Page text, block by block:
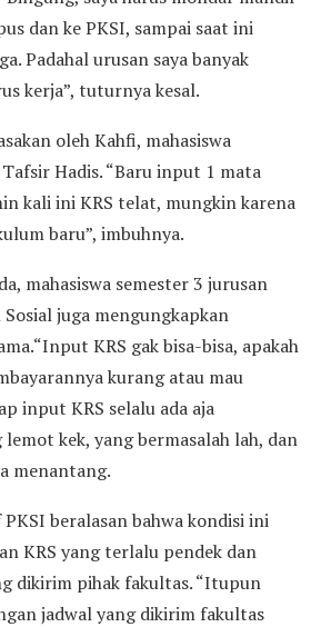
dan ke PKSI, sampai saat ini
Padahal urusan saya banyak
kerja”, tuturnya kesal.
oleh Kahfi, mahasiswa
Hadis. “Baru input 1 mata
kali ini KRS telat, mungkin karena
baru”, imbuhnya.
mahasiswa semester 3 jurusan
juga mengungkapkan
KRS gak bisa-bisa, apakah
kurang atau mau
input KRS selalu ada aja
kek, yang bermasalah lah, dan
menantang.
beralasan bahwa kondisi ini
KRS yang terlalu pendek dan
dikirim pihak fakultas. “Itupun
jadwal yang dikirim fakultas